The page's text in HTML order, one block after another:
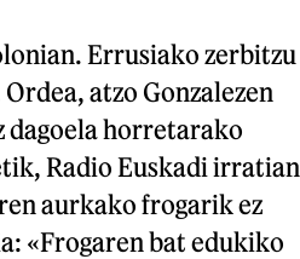
Errusiako zerbitzu
atzo Gonzalezen
dagoela horretarako
Radio Euskadi irratian
aurkako frogarik ez
«Frogaren bat edukiko